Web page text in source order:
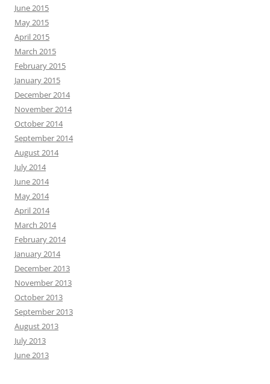
June 2015
May 2015
April 2015
March 2015
February 2015
January 2015
December 2014
November 2014
October 2014
September 2014
August 2014
July 2014
June 2014
May 2014
April 2014
March 2014
February 2014
January 2014
December 2013
November 2013
October 2013
September 2013
August 2013
July 2013
June 2013